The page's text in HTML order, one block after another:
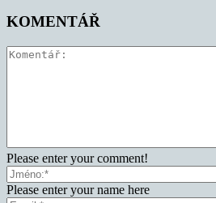
KOMENTÁŘ
Please enter your comment!
Please enter your name here